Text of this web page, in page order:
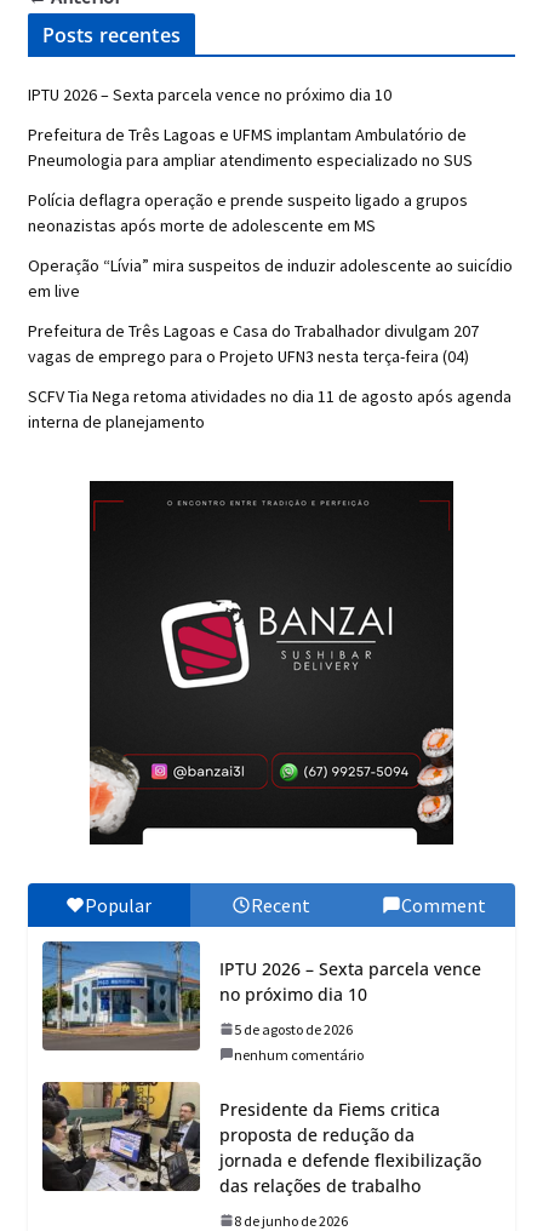
Posts recentes
IPTU 2026 – Sexta parcela vence no próximo dia 10
Prefeitura de Três Lagoas e UFMS implantam Ambulatório de
Pneumologia para ampliar atendimento especializado no SUS
Polícia deflagra operação e prende suspeito ligado a grupos
neonazistas após morte de adolescente em MS
Operação “Lívia” mira suspeitos de induzir adolescente ao suicídio
em live
Prefeitura de Três Lagoas e Casa do Trabalhador divulgam 207
vagas de emprego para o Projeto UFN3 nesta terça-feira (04)
SCFV Tia Nega retoma atividades no dia 11 de agosto após agenda
interna de planejamento
Popular Recent Comment
IPTU 2026 – Sexta parcela vence
no próximo dia 10
5 de agosto de 2026
nenhum comentário
Presidente da Fiems critica
proposta de redução da
jornada e defende flexibilização
das relações de trabalho
8 de junho de 2026